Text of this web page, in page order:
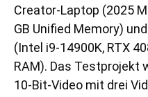
Creator-Laptop (2025
GB Unified Memory)
(Intel i9-14900K, RTX
RAM). Das Testprojekt
10-Bit-Video mit drei